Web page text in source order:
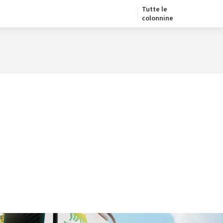
Tutte le
colonnine